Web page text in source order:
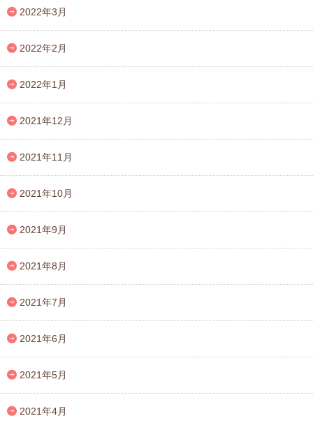
2022年3月
2022年2月
2022年1月
2021年12月
2021年11月
2021年10月
2021年9月
2021年8月
2021年7月
2021年6月
2021年5月
2021年4月